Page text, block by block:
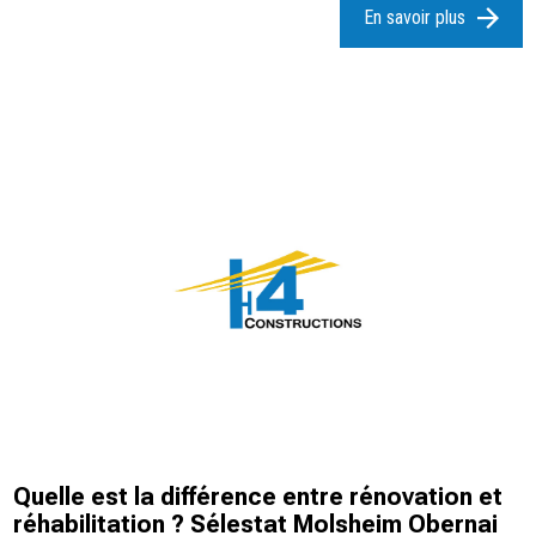
En savoir plus
Quelle est la différence entre rénovation et
réhabilitation ? Sélestat Molsheim Obernai